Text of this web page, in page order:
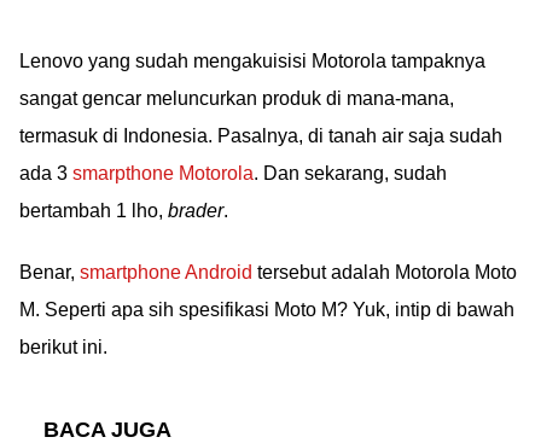
Lenovo yang sudah mengakuisisi Motorola tampaknya
sangat gencar meluncurkan produk di mana-mana,
termasuk di Indonesia. Pasalnya, di tanah air saja sudah
ada 3 smarpthone Motorola. Dan sekarang, sudah
bertambah 1 lho, brader.
Benar, smartphone Android tersebut adalah Motorola Moto
M. Seperti apa sih spesifikasi Moto M? Yuk, intip di bawah
berikut ini.
BACA JUGA